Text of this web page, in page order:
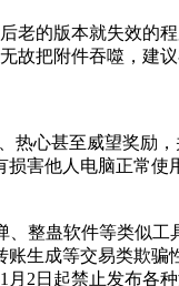
的版本就失效的
把附件吞噬，建
心甚至威望奖励
害他人电脑正常
整蛊软件等类似
生成等交易类欺骗
2日起禁止发布各种